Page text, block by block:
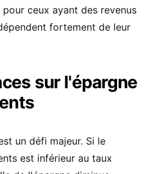
ceux ayant des revenus
fortement de leur
sur l'épargne
un défi majeur. Si le
est inférieur au taux